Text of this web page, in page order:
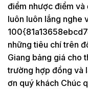
điểm nhược điểm
luôn luôn lắng nghe
những tiêu chí trên
Giang bảng giá cho
trường hợp đồng và
ơn quý khách Chúc